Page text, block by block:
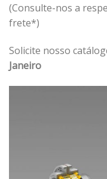
(Consulte-nos a
frete*)
Solicite nosso
Janeiro